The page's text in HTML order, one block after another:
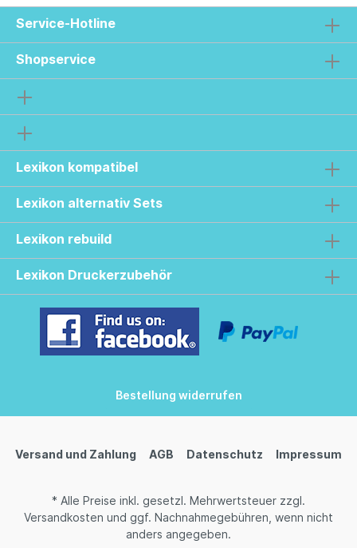
Service-Hotline
Shopservice
Lexikon kompatibel
Lexikon alternativ Sets
Lexikon rebuild
Lexikon Druckerzubehör
Bestellung widerrufen
Versand und Zahlung AGB Datenschutz Impressum
* Alle Preise inkl. gesetzl. Mehrwertsteuer zzgl.
Versandkosten und ggf. Nachnahmegebühren, wenn nicht
anders angegeben.